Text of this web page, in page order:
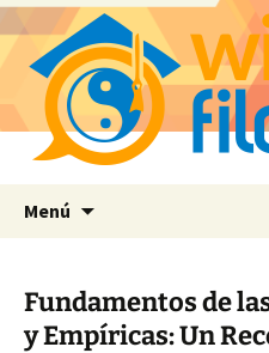
Menú
Fundamentos de
y Empíricas: Un